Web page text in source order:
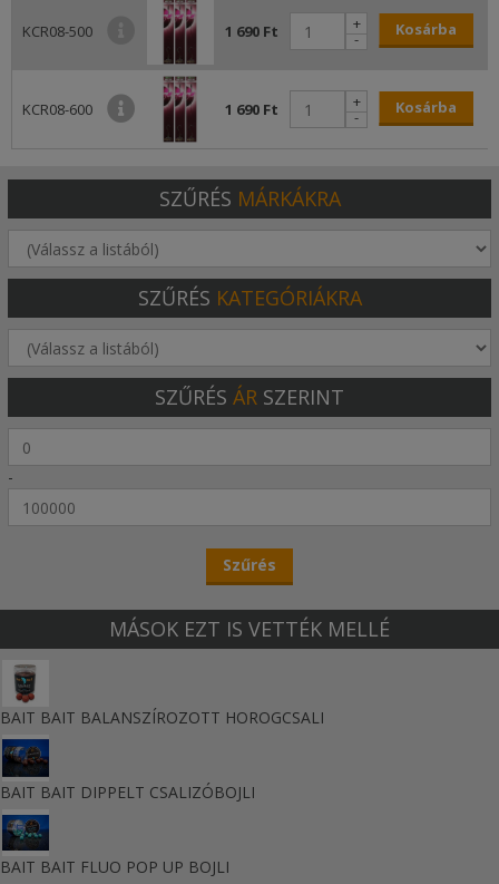
KCR08-500 1 690 Ft -
+ Kosárba
KCR08-600 1 690 Ft -
+ Kosárba
SZŰRÉS MÁRKÁKRA
SZŰRÉS KATEGÓRIÁKRA
SZŰRÉS ÁR SZERINT
-
MÁSOK EZT IS VETTÉK MELLÉ
BAIT BAIT BALANSZÍROZOTT HOROGCSALI
BAIT BAIT DIPPELT CSALIZÓBOJLI
BAIT BAIT FLUO POP UP BOJLI